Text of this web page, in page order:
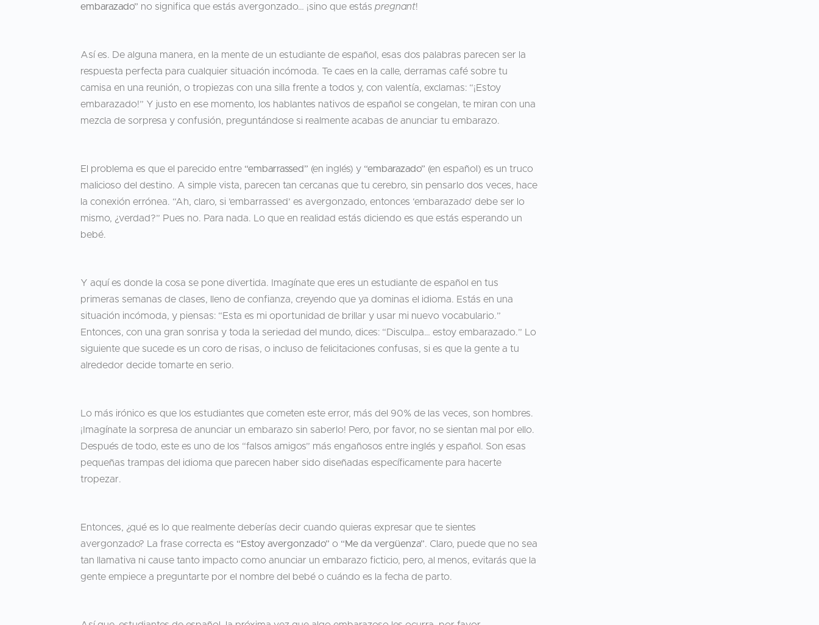
embarazado” no significa que estás avergonzado… ¡sino que estás pregnant!
Así es. De alguna manera, en la mente de un estudiante de español, esas dos palabras parecen ser la
respuesta perfecta para cualquier situación incómoda. Te caes en la calle, derramas café sobre tu
camisa en una reunión, o tropiezas con una silla frente a todos y, con valentía, exclamas: “¡Estoy
embarazado!” Y justo en ese momento, los hablantes nativos de español se congelan, te miran con una
mezcla de sorpresa y confusión, preguntándose si realmente acabas de anunciar tu embarazo.
El problema es que el parecido entre “embarrassed” (en inglés) y “embarazado” (en español) es un truco
malicioso del destino. A simple vista, parecen tan cercanas que tu cerebro, sin pensarlo dos veces, hace
la conexión errónea. “Ah, claro, si ’embarrassed’ es avergonzado, entonces ‘embarazado’ debe ser lo
mismo, ¿verdad?” Pues no. Para nada. Lo que en realidad estás diciendo es que estás esperando un
bebé.
Y aquí es donde la cosa se pone divertida. Imagínate que eres un estudiante de español en tus
primeras semanas de clases, lleno de confianza, creyendo que ya dominas el idioma. Estás en una
situación incómoda, y piensas: “Esta es mi oportunidad de brillar y usar mi nuevo vocabulario.”
Entonces, con una gran sonrisa y toda la seriedad del mundo, dices: “Disculpa… estoy embarazado.” Lo
siguiente que sucede es un coro de risas, o incluso de felicitaciones confusas, si es que la gente a tu
alrededor decide tomarte en serio.
Lo más irónico es que los estudiantes que cometen este error, más del 90% de las veces, son hombres.
¡Imagínate la sorpresa de anunciar un embarazo sin saberlo! Pero, por favor, no se sientan mal por ello.
Después de todo, este es uno de los “falsos amigos” más engañosos entre inglés y español. Son esas
pequeñas trampas del idioma que parecen haber sido diseñadas específicamente para hacerte
tropezar.
Entonces, ¿qué es lo que realmente deberías decir cuando quieras expresar que te sientes
avergonzado? La frase correcta es “Estoy avergonzado” o “Me da vergüenza”. Claro, puede que no sea
tan llamativa ni cause tanto impacto como anunciar un embarazo ficticio, pero, al menos, evitarás que la
gente empiece a preguntarte por el nombre del bebé o cuándo es la fecha de parto.